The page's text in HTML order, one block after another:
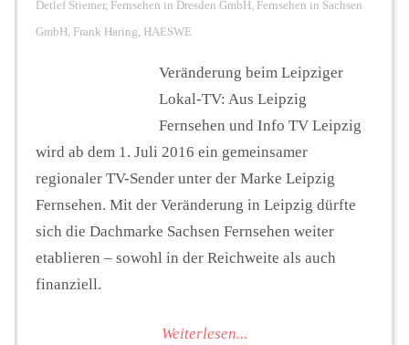
Detlef Stiemer, Fernsehen in Dresden GmbH, Fernsehen in Sachsen
GmbH, Frank Haring, HAESWE
Veränderung beim Leipziger
Lokal-TV: Aus Leipzig
Fernsehen und Info TV Leipzig
wird ab dem 1. Juli 2016 ein gemeinsamer
regionaler TV-Sender unter der Marke Leipzig
Fernsehen. Mit der Veränderung in Leipzig dürfte
sich die Dachmarke Sachsen Fernsehen weiter
etablieren – sowohl in der Reichweite als auch
finanziell.
Weiterlesen...